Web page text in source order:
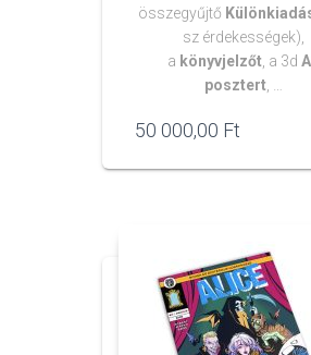
összegyűjtő
sz érdekességek),
a könyvjelzőt, a 3d
posztert, …
50 000,00 Ft